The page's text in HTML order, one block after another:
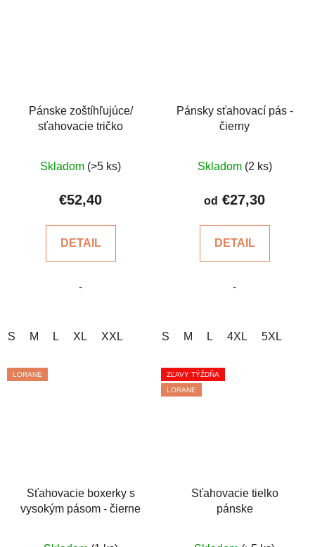
Pánske zoštíhľujúce/
sťahovacie tričko
hodnotenie
produktu
z
hviezdičiek.
Skladom (>5 ks)
€52,40
DETAIL
-
S M L XL XXL
Pánsky sťahovací pás -
čierny
hodnotenie
produktu
z
hviezdičiek.
Skladom (2 ks)
od €27,30
DETAIL
-
S M L 4XL 5XL
LORANE
Sťahovacie boxerky s
vysokým pásom - čierne
ZĽAVY TÝŽDŇA
LORANE
Sťahovacie tielko
pánske